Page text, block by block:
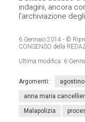
indagini, ancora
l’archiviazione
6 Gennaio 2014 - ©
CONSENSO della
Ultima modifica: 6
Argomenti:
anna maria
Malapolizia